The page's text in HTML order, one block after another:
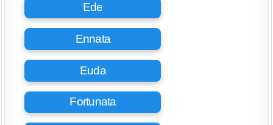
Ede
Ennata
Euda
Fortunata